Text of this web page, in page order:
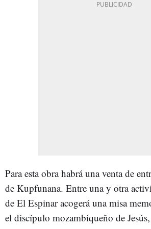
Para esta obra habrá una venta de
de Kupfunana. Entre una y otra
de El Espinar acogerá una misa
el discípulo mozambiqueño de